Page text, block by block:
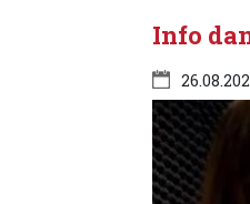
Info